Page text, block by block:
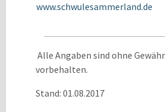
www.schwulesammerland.de
Alle Angaben sind ohne
vorbehalten.
Stand: 01.08.2017